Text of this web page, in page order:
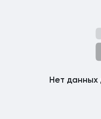
Найти Маркет
Нет данных